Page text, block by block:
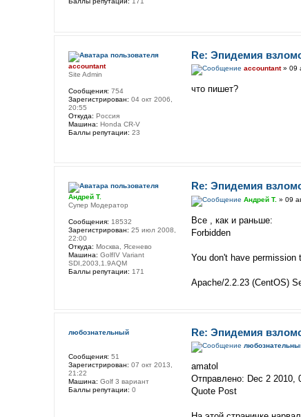
Re: Эпидемия
accountant» 09
что пишет?
accountant
Site Admin
Сообщения: 754
Зарегистрирован: 04 окт 2006,
20:55
Откуда: Россия
Машина: Honda CR-V
Баллы репутации: 23
Re: Эпидемия
Андрей Т. » 09
Все , как и раньше:
Forbidden
You don't have
Apache/2.2.23 (CentOS)
Андрей Т.
Супер Модератор
Сообщения: 18532
Зарегистрирован: 25 июл 2008,
22:00
Откуда: Москва, Ясенево
Машина: GolfIV Variant
SDI,2003,1.9AQM
Баллы репутации: 171
Re: Эпидемия
amatol
Отправлено: Dec 2 2010,
Quote Post
любознательный
Сообщения: 51
Зарегистрирован: 07 окт 2013,
21:22
Машина: Golf 3 вариант
Баллы репутации: 0